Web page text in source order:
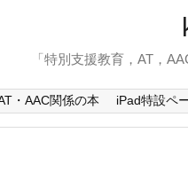
「特別支援教育，AT，
・AAC関係の本 iPad特設ペ